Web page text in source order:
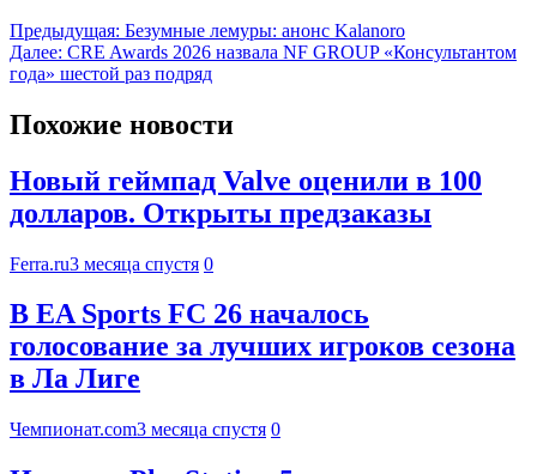
Предыдущая: Безумные лемуры: анонс Kalanoro
Далее: CRE Awards 2026 назвала NF GROUP «Консультантом
года» шестой раз подряд
Похожие новости
Новый геймпад Valve оценили в 100
долларов. Открыты предзаказы
Ferra.ru3 месяца спустя 0
В EA Sports FC 26 началось
голосование за лучших игроков сезона
в Ла Лиге
Чемпионат.com3 месяца спустя 0